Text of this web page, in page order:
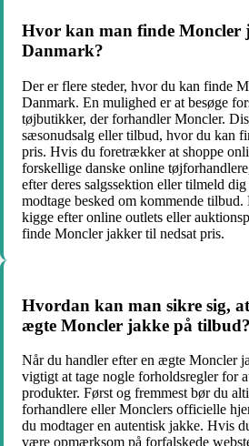
Hvor kan man finde
Danmark?
Der er flere steder, hvor du kan finde
Danmark. En mulighed er at besøge
tøjbutikker, der forhandler Moncler.
sæsonudsalg eller tilbud, hvor du kan
pris. Hvis du foretrækker at shoppe
forskellige danske online
efter deres salgssektion eller tilmeld
modtage besked om kommende
kigge efter online outlets eller
finde Moncler jakker til nedsat pris.
Hvordan kan man sikre sig,
ægte Moncler jakke på tilbud?
Når du handler efter en ægte Moncler
vigtigt at tage nogle forholdsregler for
produkter. Først og fremmest bør du
forhandlere eller Monclers officielle
du modtager en autentisk jakke. Hvis
være opmærksom på forfalskede